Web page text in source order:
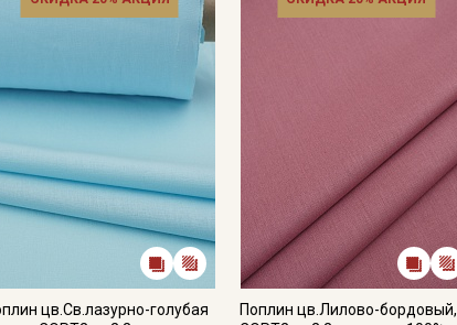
цв.Св.лазурно-голубая
Поплин цв.Лилово-бордовый,